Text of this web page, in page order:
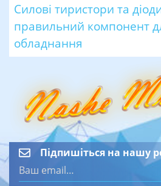
Силові тиристори та
правильний компонент
обладнання
Підпишіться на нашу